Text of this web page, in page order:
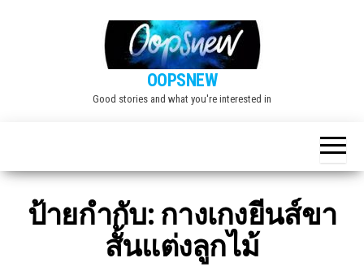
OOPSNEW
Good stories and what you're interested in
ป้ายกำกับ: กางเกงยีนส์ขา
สั้นแต่งลูกไม้